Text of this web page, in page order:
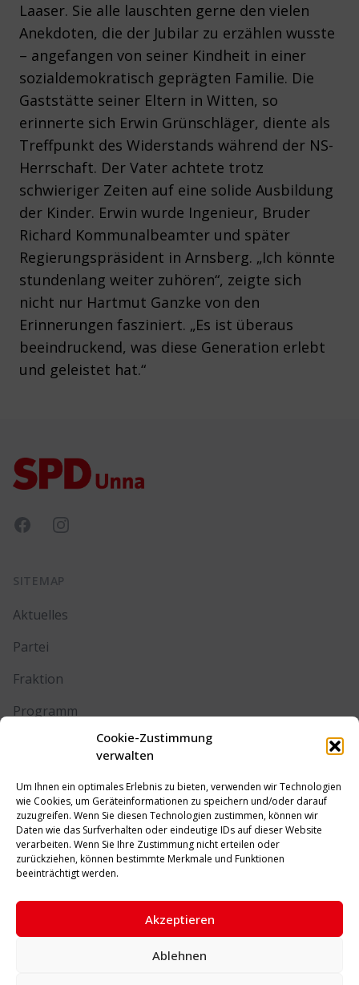
Cookie-Zustimmung
verwalten
Um Ihnen ein optimales Erlebnis zu bieten, verwenden wir Technologien
wie Cookies, um Geräteinformationen zu speichern und/oder darauf
zuzugreifen. Wenn Sie diesen Technologien zustimmen, können wir
Daten wie das Surfverhalten oder eindeutige IDs auf dieser Website
verarbeiten. Wenn Sie Ihre Zustimmung nicht erteilen oder
zurückziehen, können bestimmte Merkmale und Funktionen
beeinträchtigt werden.
Akzeptieren
Ablehnen
Laaser. Sie alle lauschten gerne den vielen
Anekdoten, die der Jubilar zu erzählen wusste
– angefangen von seiner Kindheit in einer
sozialdemokratisch geprägten Familie. Die
Gaststätte seiner Eltern in Witten, so
erinnerte sich Erwin Grünschläger, diente als
Treffpunkt des Widerstands während der NS-
Herrschaft. Der Vater achtete trotz
schwieriger Zeiten auf eine solide Ausbildung
der Kinder. Erwin wurde Ingenieur, Bruder
Richard Kommunalbeamter und später
Regierungspräsident in Arnsberg. „Ich könnte
stundenlang weiter zuhören“, zeigte sich
nicht nur Hartmut Ganzke von den
Erinnerungen fasziniert. „Es ist überaus
beeindruckend, was diese Generation erlebt
und geleistet hat.“
FacebookInstagram
SITEMAP
Aktuelles
Partei
Fraktion
Programm
RECHTLICHES
Impressum
Datenschutz
Cookie-Richtlinie (EU)